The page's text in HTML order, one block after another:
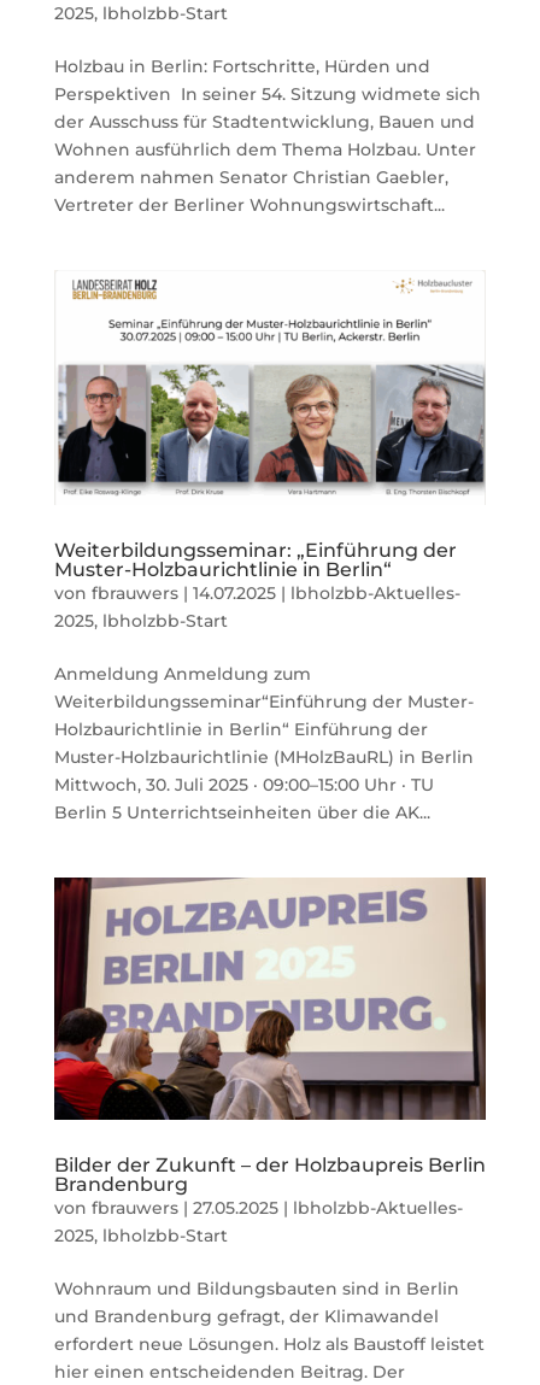
2025, lbholzbb-Start
Holzbau in Berlin: Fortschritte, Hürden und
Perspektiven In seiner 54. Sitzung widmete sich
der Ausschuss für Stadtentwicklung, Bauen und
Wohnen ausführlich dem Thema Holzbau. Unter
anderem nahmen Senator Christian Gaebler,
Vertreter der Berliner Wohnungswirtschaft...
Weiterbildungsseminar: „Einführung der
Muster-Holzbaurichtlinie in Berlin“
von fbrauwers| 14.07.2025| lbholzbb-Aktuelles-
2025, lbholzbb-Start
Anmeldung Anmeldung zum
Weiterbildungsseminar“Einführung der Muster-
Holzbaurichtlinie in Berlin“ Einführung der
Muster-Holzbaurichtlinie (MHolzBauRL) in Berlin
Mittwoch, 30. Juli 2025 · 09:00–15:00 Uhr · TU
Berlin 5 Unterrichtseinheiten über die AK...
Bilder der Zukunft – der Holzbaupreis Berlin
Brandenburg
von fbrauwers| 27.05.2025| lbholzbb-Aktuelles-
2025, lbholzbb-Start
Wohnraum und Bildungsbauten sind in Berlin
und Brandenburg gefragt, der Klimawandel
erfordert neue Lösungen. Holz als Baustoff leistet
hier einen entscheidenden Beitrag. Der